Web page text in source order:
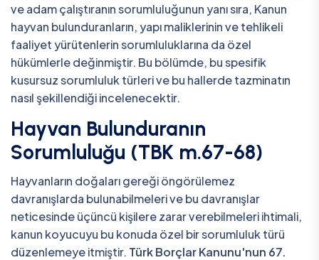
ve adam çalıştıranın sorumluluğunun yanı sıra, Kanun
hayvan bulunduranların, yapı maliklerinin ve tehlikeli
faaliyet yürütenlerin sorumluluklarına da özel
hükümlerle değinmiştir. Bu bölümde, bu spesifik
kusursuz sorumluluk türleri ve bu hallerde tazminatın
nasıl şekillendiği incelenecektir.
Hayvan Bulunduranın
Sorumluluğu (TBK m.67-68)
Hayvanların doğaları gereği öngörülemez
davranışlarda bulunabilmeleri ve bu davranışlar
neticesinde üçüncü kişilere zarar verebilmeleri ihtimali,
kanun koyucuyu bu konuda özel bir sorumluluk türü
düzenlemeye itmiştir. Türk Borçlar Kanunu'nun 67.